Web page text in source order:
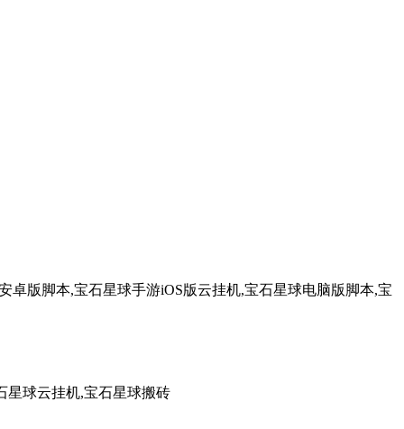
版脚本,宝石星球手游iOS版云挂机,宝石星球电脑版脚本,宝
星球云挂机,宝石星球搬砖